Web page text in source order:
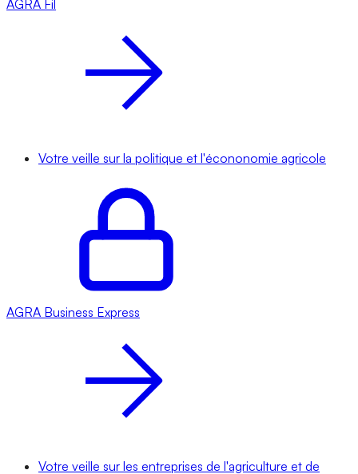
AGRA Fil
Votre veille sur la politique et l'écononomie agricole
AGRA Business Express
Votre veille sur les entreprises de l'agriculture et de